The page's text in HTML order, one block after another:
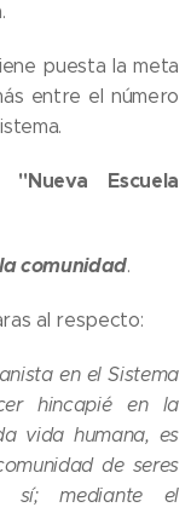
puesta la meta
entre el número
Escuela
comunidad.
al respecto:
en el Sistema
hincapié en la
vida humana, es
de seres
sí; mediante el